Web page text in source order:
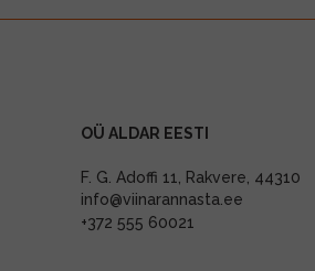
OÜ ALDAR EESTI
F. G. Adoffi 11, Rakvere, 44310
info@viinarannasta.ee
+372 555 60021